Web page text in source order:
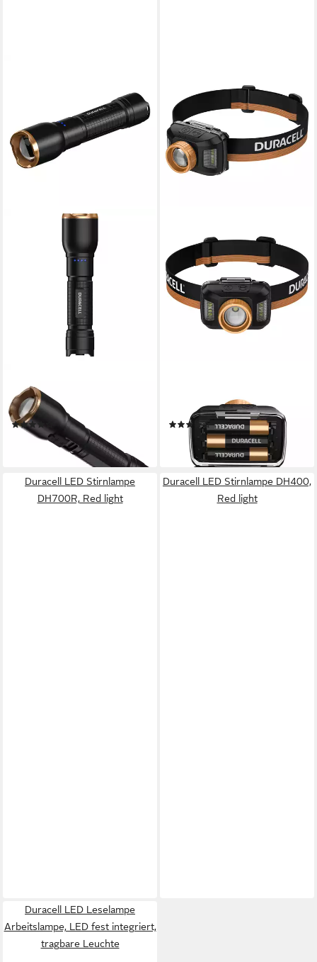
LED Taschenlampe DF750R,
aufladbar USB-C in & out
(1)
29,90 €
lieferbar - in 2-3 Werktagen bei dir
(1)
19,90 €
lieferbar - in 2-3 Werktagen bei dir
Duracell LED Stirnlampe
DH700R, Red light
Duracell LED Stirnlampe DH400,
Red light
Duracell LED Leselampe
Arbeitslampe, LED fest integriert,
tragbare Leuchte